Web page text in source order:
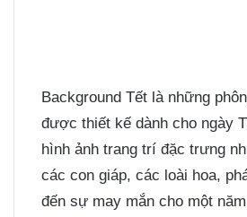
Background Tết là những
được thiết kế dành cho ngày
hình ảnh trang trí đặc trưng
các con giáp, các loài hoa,
đến sự may mắn cho một